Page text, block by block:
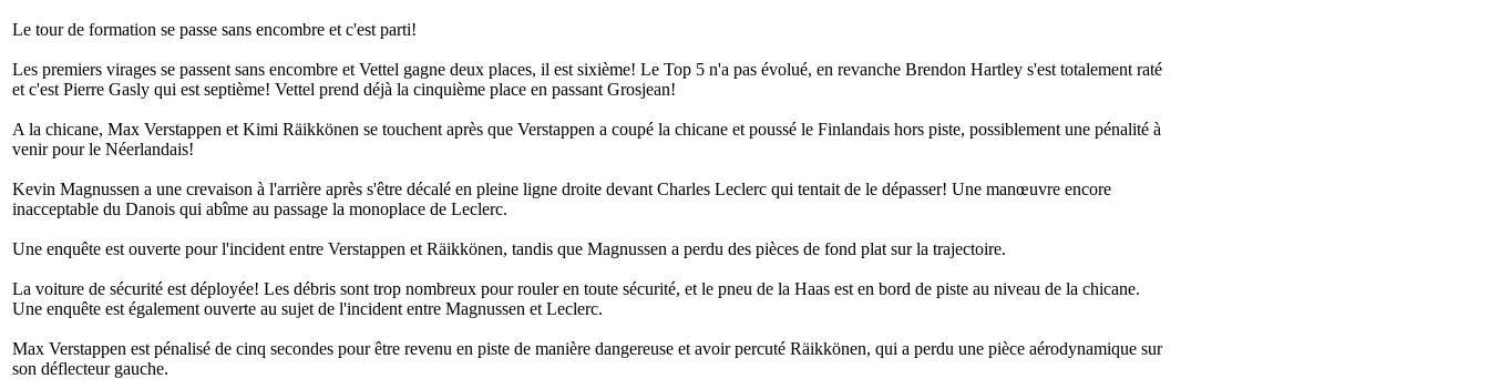
Le tour de formation se passe sans encombre et c'est parti!
Les premiers virages se passent sans encombre et Vettel gagne deux places, il est sixième! Le Top 5 n'a pas évolué, en revanche Brendon Hartley s'est totalement raté
et c'est Pierre Gasly qui est septième! Vettel prend déjà la cinquième place en passant Grosjean!
A la chicane, Max Verstappen et Kimi Räikkönen se touchent après que Verstappen a coupé la chicane et poussé le Finlandais hors piste, possiblement une pénalité à
venir pour le Néerlandais!
Kevin Magnussen a une crevaison à l'arrière après s'être décalé en pleine ligne droite devant Charles Leclerc qui tentait de le dépasser! Une manœuvre encore
inacceptable du Danois qui abîme au passage la monoplace de Leclerc.
Une enquête est ouverte pour l'incident entre Verstappen et Räikkönen, tandis que Magnussen a perdu des pièces de fond plat sur la trajectoire.
La voiture de sécurité est déployée! Les débris sont trop nombreux pour rouler en toute sécurité, et le pneu de la Haas est en bord de piste au niveau de la chicane.
Une enquête est également ouverte au sujet de l'incident entre Magnussen et Leclerc.
Max Verstappen est pénalisé de cinq secondes pour être revenu en piste de manière dangereuse et avoir percuté Räikkönen, qui a perdu une pièce aérodynamique sur
son déflecteur gauche.